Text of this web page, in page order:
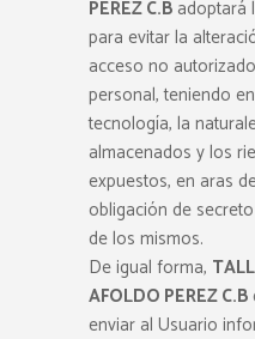
PEREZ C.B adoptará
para evitar la
acceso no
personal, teniendo
tecnología, la
almacenados y los
expuestos, en aras
obligación de
de los mismos.
De igual forma,
AFOLDO PEREZ C.B
enviar al Usuario